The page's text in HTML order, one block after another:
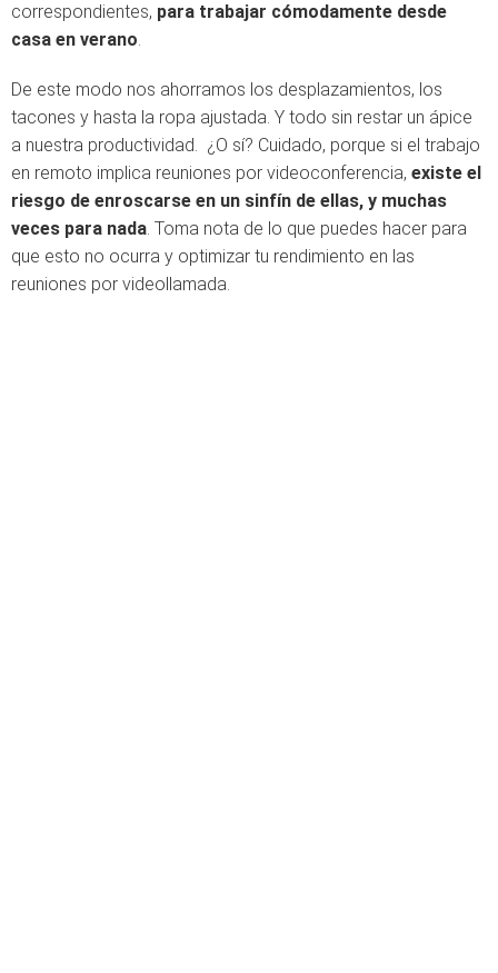
correspondientes, para trabajar cómodamente desde
casa en verano.
De este modo nos ahorramos los desplazamientos, los
tacones y hasta la ropa ajustada. Y todo sin restar un ápice
a nuestra productividad. ¿O sí? Cuidado, porque si el trabajo
en remoto implica reuniones por videoconferencia, existe el
riesgo de enroscarse en un sinfín de ellas, y muchas
veces para nada. Toma nota de lo que puedes hacer para
que esto no ocurra y optimizar tu rendimiento en las
reuniones por videollamada.